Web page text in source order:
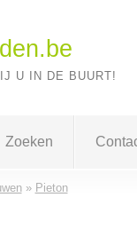
U IN DE BUURT!
Zoeken
» Pieton